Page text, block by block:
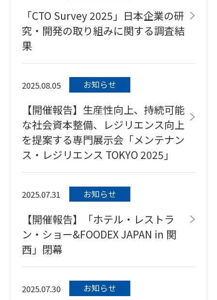
「CTO Survey 2025」日本企業の研
究・開発の取り組みに関する調査結
果
2025.08.05 お知らせ
【開催報告】⽣産性向上、持続可能
な社会資本整備、レジリエンス向上
を提案する専門展示会「メンテナン
ス・レジリエンス TOKYO 2025」
2025.07.31 お知らせ
【開催報告】「ホテル・レストラ
ン・ショー&FOODEX JAPAN in 関
西」閉幕
2025.07.30 お知らせ